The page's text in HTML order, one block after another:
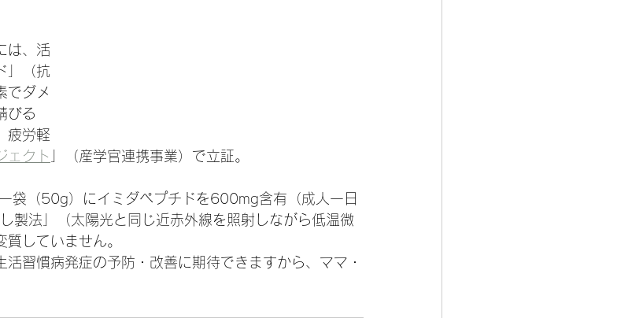
は、活
」（抗
でダメ
びる
疲労軽
ェクト 」（産学官連携事業）で立証。
袋（50g）にイミダペプチドを600mg含有（成人一日
製法」（太陽光と同じ近赤外線を照射しながら低温微
していません。
習慣病発症の予防・改善に期待できますから、ママ・